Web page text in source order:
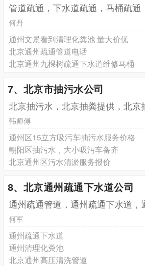
管道疏通，下水道疏通，马桶疏通
何丹
通州文景看到清理化粪池 量大价优
北京通州疏通管道电话
北京通州九棵树疏通下水道维修马桶
7、北京市抽污水公司
北京抽污水，北京抽粪提供，北京
韩师傅
通州区15立方吸污车抽污水服务价格
朝阳区抽污水，大小吸污车备齐
北京通州区污水清淤服务报价
8、北京通州疏通下水道公司
通州疏通管道，通州疏通下水道，
何军
通州疏通下水道
通州清理化粪池
北京通州高压清洗管道